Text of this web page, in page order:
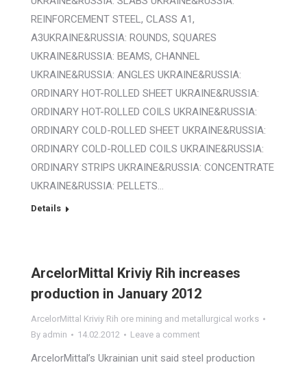
REINFORCEMENT STEEL, CLASS A1,
A3UKRAINE&RUSSIA: ROUNDS, SQUARES
UKRAINE&RUSSIA: BEAMS, CHANNEL
UKRAINE&RUSSIA: ANGLES UKRAINE&RUSSIA:
ORDINARY HOT-ROLLED SHEET UKRAINE&RUSSIA:
ORDINARY HOT-ROLLED COILS UKRAINE&RUSSIA:
ORDINARY COLD-ROLLED SHEET UKRAINE&RUSSIA:
ORDINARY COLD-ROLLED COILS UKRAINE&RUSSIA:
ORDINARY STRIPS UKRAINE&RUSSIA: CONCENTRATE
UKRAINE&RUSSIA: PELLETS…
Details
ArcelorMittal Kriviy Rih increases
production in January 2012
ArcelorMittal Kriviy Rih ore mining and metallurgical works
By admin 14.02.2012 Leave a comment
ArcelorMittal’s Ukrainian unit said steel production